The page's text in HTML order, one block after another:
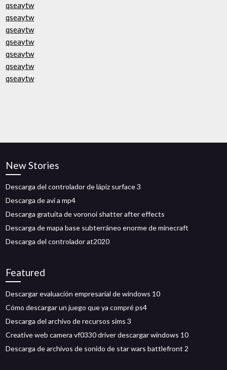
qseaytw
qseaytw
qseaytw
qseaytw
qseaytw
qseaytw
qseaytw
New Stories
Descarga del controlador de lápiz surface 3
Descarga de avi a mp4
Descarga gratuita de voronoi shatter after effects
Descarga de mapa base subterráneo enorme de minecraft
Descarga del controlador at2020
Featured
Descargar evaluación empresarial de windows 10
Cómo descargar un juego que ya compré ps4
Descarga del archivo de recursos sims 3
Creative web camera vf0330 driver descargar windows 10
Descarga de archivos de sonido de star wars battlefront 2